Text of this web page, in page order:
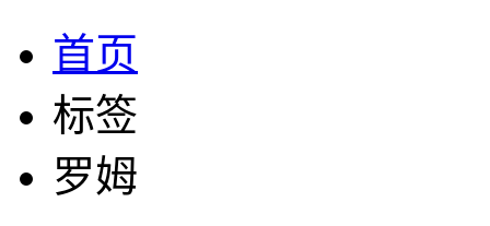
首页
标签
罗姆